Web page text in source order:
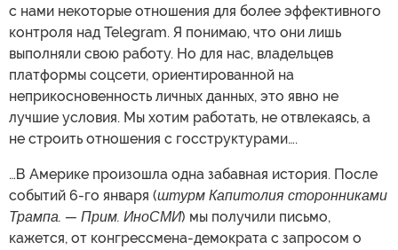
с нами некоторые отношения для более эффективного
контроля над Telegram. Я понимаю, что они лишь
выполняли свою работу. Но для нас, владельцев
платформы соцсети, ориентированной на
неприкосновенность личных данных, это явно не
лучшие условия. Мы хотим работать, не отвлекаясь, а
не строить отношения с госструктурами….
…В Америке произошла одна забавная история. После
событий 6-го января (штурм Капитолия сторонниками
Трампа. — Прим. ИноСМИ) мы получили письмо,
кажется, от конгрессмена-демократа с запросом о